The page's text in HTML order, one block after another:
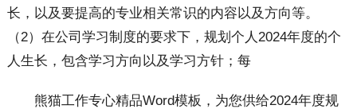
长，以及要提高的专业相关常识的内容以及方向等。
（2）在公司学习制度的要求下，规划个人2024年度的个
人生长，包含学习方向以及学习方针；每
熊猫工作专心精品Word模板，为您供给2024年度规